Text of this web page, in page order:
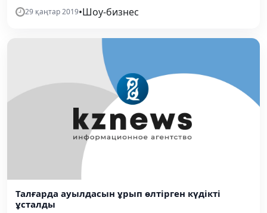
29 қаңтар 2019•Шоу-бизнес
Талғарда ауылдасын ұрып өлтірген күдікті
ұсталды